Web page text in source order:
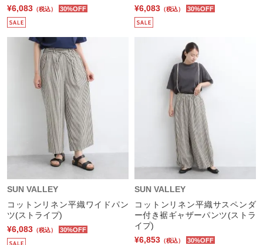
¥6,083 （税込） 30%OFF
¥6,083 （税込） 30%OFF
SUN VALLEY
コットンリネン平織ワイドパン
ツ(ストライプ)
¥6,083 （税込） 30%OFF
SUN VALLEY
コットンリネン平織サスペンダ
ー付き裾ギャザーパンツ(ストラ
イプ)
¥6,853 （税込） 30%OFF